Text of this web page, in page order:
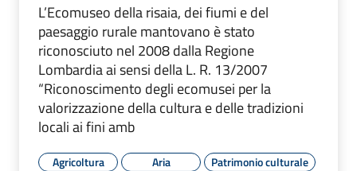
L’Ecomuseo della risaia, dei fiumi e del
paesaggio rurale mantovano è stato
riconosciuto nel 2008 dalla Regione
Lombardia ai sensi della L. R. 13/2007
“Riconoscimento degli ecomusei per la
valorizzazione della cultura e delle tradizioni
locali ai fini amb
Agricoltura Aria
Patrimonio culturale